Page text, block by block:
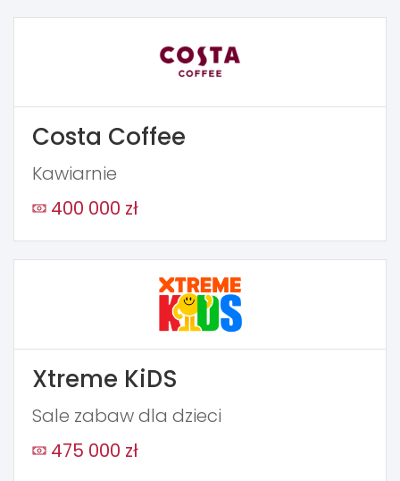
Costa Coffee
Kawiarnie
400 000 zł
Xtreme KiDS
Sale zabaw dla dzieci
475 000 zł